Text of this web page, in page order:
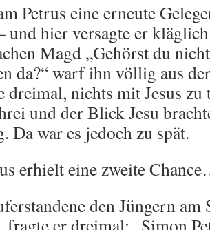
Petrus eine erneute
und hier versagte er
Magd „Gehörst du
da?“ warf ihn völlig aus
dreimal, nichts mit Jesus
und der Blick Jesu
Da war es jedoch zu spät.
erhielt eine zweite
den Jüngern am
fragte er dreimal: „Simon